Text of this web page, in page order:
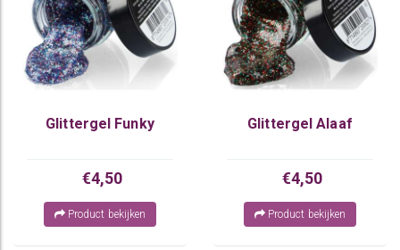
Glittergel Funky
€4,50
Product bekijken
Glittergel Alaaf
€4,50
Product bekijken